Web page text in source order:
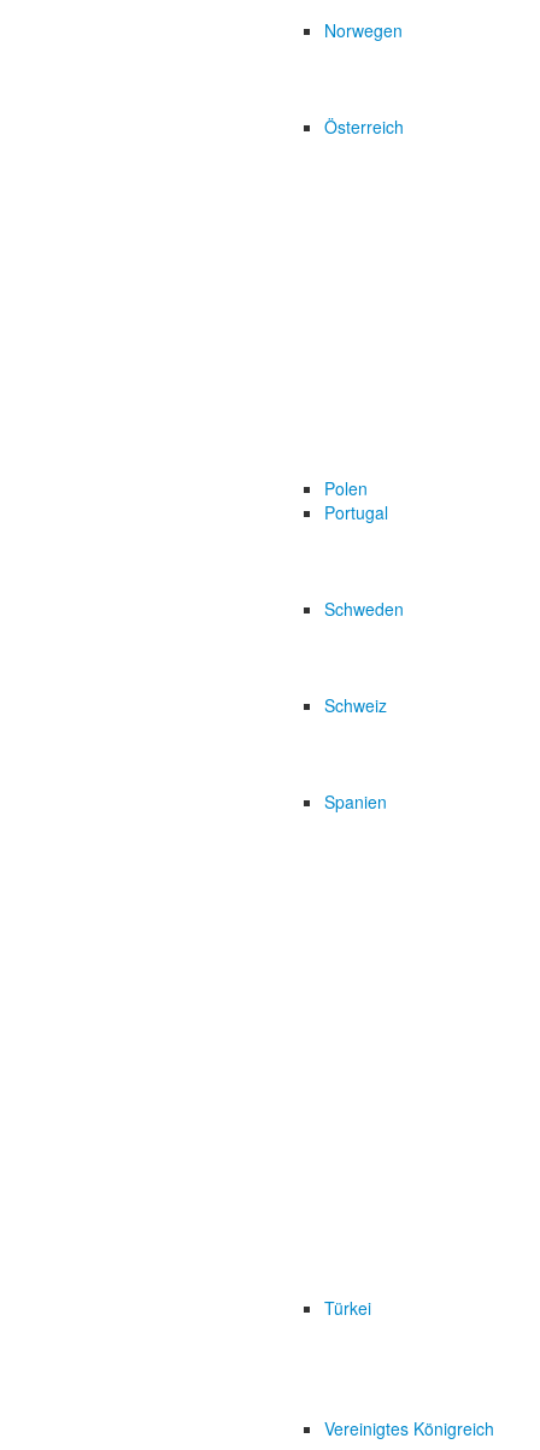
Norwegen
Österreich
Polen
Portugal
Schweden
Schweiz
Spanien
Türkei
Vereinigtes Königreich